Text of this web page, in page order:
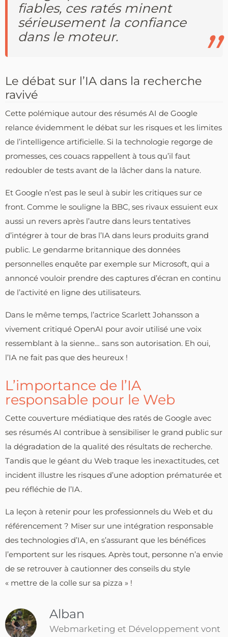
fiables, ces ratés minent
sérieusement la confiance
dans le moteur.
Le débat sur l’IA dans la recherche
ravivé
Cette polémique autour des résumés AI de Google
relance évidemment le débat sur les risques et les limites
de l’intelligence artificielle. Si la technologie regorge de
promesses, ces couacs rappellent à tous qu’il faut
redoubler de tests avant de la lâcher dans la nature.
Et Google n’est pas le seul à subir les critiques sur ce
front. Comme le souligne la BBC, ses rivaux essuient eux
aussi un revers après l’autre dans leurs tentatives
d’intégrer à tour de bras l’IA dans leurs produits grand
public. Le gendarme britannique des données
personnelles enquête par exemple sur Microsoft, qui a
annoncé vouloir prendre des captures d’écran en continu
de l’activité en ligne des utilisateurs.
Dans le même temps, l’actrice Scarlett Johansson a
vivement critiqué OpenAI pour avoir utilisé une voix
ressemblant à la sienne… sans son autorisation. Eh oui,
l’IA ne fait pas que des heureux !
L’importance de l’IA
responsable pour le Web
Cette couverture médiatique des ratés de Google avec
ses résumés AI contribue à sensibiliser le grand public sur
la dégradation de la qualité des résultats de recherche.
Tandis que le géant du Web traque les inexactitudes, cet
incident illustre les risques d’une adoption prématurée et
peu réfléchie de l’IA.
La leçon à retenir pour les professionnels du Web et du
référencement ? Miser sur une intégration responsable
des technologies d’IA, en s’assurant que les bénéfices
l’emportent sur les risques. Après tout, personne n’a envie
de se retrouver à cautionner des conseils du style
« mettre de la colle sur sa pizza » !
Alban
Webmarketing et Développement vont